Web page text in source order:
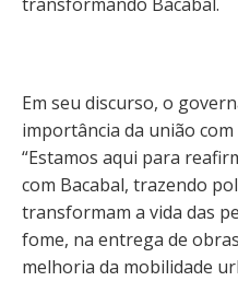
Em seu discurso, o
importância da união
“Estamos aqui para
com Bacabal, trazendo
transformam a vida das
fome, na entrega de
melhoria da mobilidade